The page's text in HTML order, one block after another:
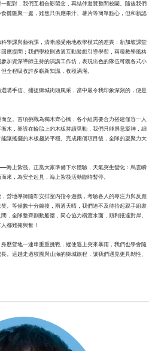
配對，我們互相合影留念，再結伴遊覽整間校園。隨後我們
攤匯聚一處，雖然只供應果汁、薯片等簡單點心，但和新認
學課與藝術課，清晰感受兩地教學模式的差異：新加坡課堂
應提問；我們學校則透過互動遊戲引導學習，兩種教學風格
加資深導師主持的演講工作坊，表現出色的隊伍可獲各式小
全程吸收許多嶄新知識，收穫滿滿。
購手信、捕捉獅城街頭風采，當中最令我印象深刻的，便是
至。首項挑戰為獨木齊心橋，各小組需要合力搭建僅容一人
木，架設在輪胎上的木板持續晃動，我們只能屏息凝神，細
讓搖擺的木板趨於平穩。完成兩個項目後，全隊的凝聚力大
海上紮筏。正當大家準備下水體驗，天氣突生變化：烏雲瞬
來，為安全起見，海上紮筏活動臨時暫停。
營地導師隨即安排室內指令遊戲，考驗各人的專注力與反應
。等候數十分鐘後，雨過天晴，我們迫不及待抬起親手組裝
，全隊整齊劃動船槳，同心協力橫渡水面，順利抵達對岸。
都難掩興奮！
歷營地一連串重重挑戰，縱使遇上突來暴雨，我們也學會隨
。這趟走過校園與山海的獅城旅程，讓我們遇見更具韌性、